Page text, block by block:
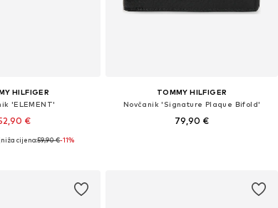
HILFIGER
'ELEMENT'
€
One Size
cijena:59,90 €-11%
TOMMY HILFIGER
Novčanik 'Signature Plaque Bifold'
79,90 €